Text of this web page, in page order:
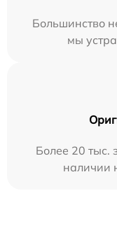
Большинство
мы
Более 20 тыс.
наличии